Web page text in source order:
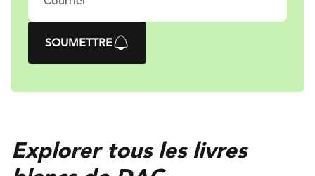
SOUMETTRE
Explorer tous les livres